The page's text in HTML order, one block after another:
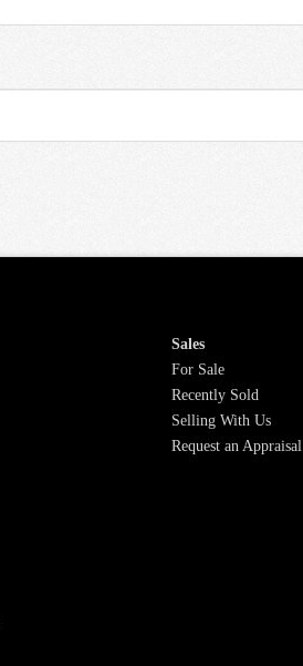
Sales
For Sale
Recently Sold
Selling With Us
Request an Appraisal